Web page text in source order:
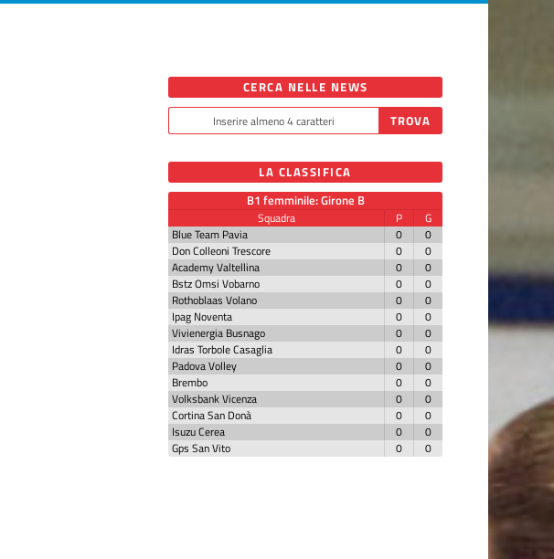
CERCA NELLE NEWS
LA CLASSIFICA
B1 femminile: Girone B
Squadra P
G
Blue Team Pavia
0
0
Don Colleoni Trescore
0
0
Academy Valtellina
0
0
Bstz Omsi Vobarno
0
0
Rothoblaas Volano
0
0
Ipag Noventa
0
0
Vivienergia Busnago
0
0
Idras Torbole Casaglia
0
0
Padova Volley
0
0
Brembo
0
0
Volksbank Vicenza
0
0
Cortina San Donà
0
0
Isuzu Cerea
0
0
Gps San Vito
0 0